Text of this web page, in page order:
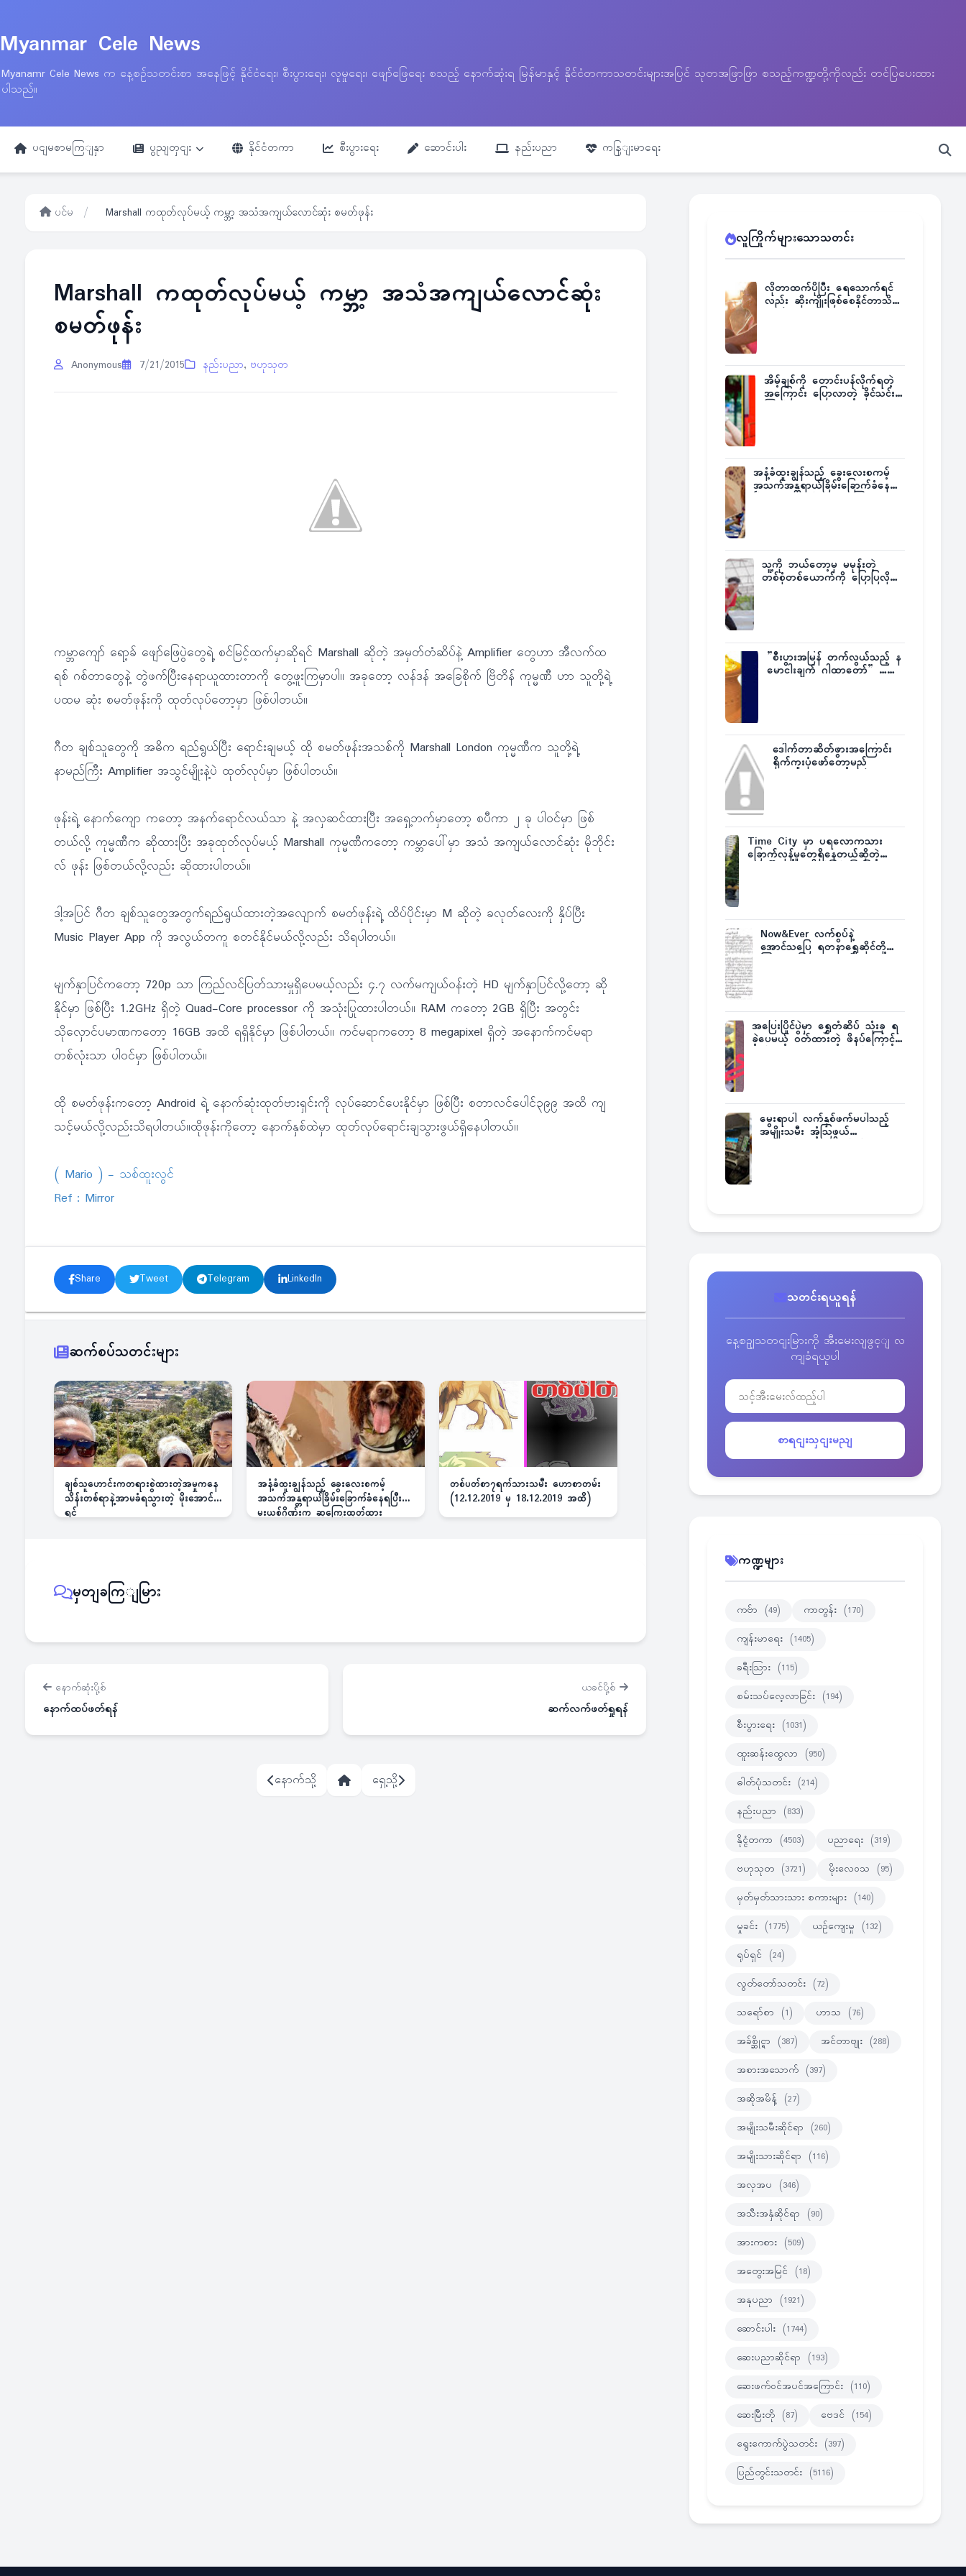
Myanmar Cele News
Myanamr Cele News က နေ့စဉ်သတင်းစာ အနေဖြင့် နိုင်ငံရေး၊ စီးပွားရေး၊ လူမှုရေး၊ ဖျော်ဖြေရေး စသည့် နောက်ဆုံးရ မြန်မာနှင့် နိုင်ငံတကာသတင်းများအပြင် သုတအဖြာဖြာ စသည့်ကဏ္ဍတို့ကိုလည်း တင်ပြပေးထား
ပါသည်။
ပငျမစာမကြျနှာ ပွညျတှငျး နိုင်ငံတကာ စီးပွားရေး ဆောင်းပါး နည်းပညာ ကနြျးမာရေး
ပင်မ / Marshall ကထုတ်လုပ်မယ့် ကမ္ဘာ့ အသံအကျယ်လောင်ဆုံး စမတ်ဖုန်း
Marshall ကထုတ်လုပ်မယ့် ကမ္ဘာ့ အသံအကျယ်လောင်ဆုံး
စမတ်ဖုန်း
Anonymous 7/21/2015 နည်းပညာ, ဗဟုသုတ
ကမ္ဘာကျော် ရော့ခ် ဖျော်ဖြေပွဲတွေရဲ့ စင်မြင့်ထက်မှာဆိုရင် Marshall ဆိုတဲ့ အမှတ်တံဆိပ်နဲ့ Amplifier တွေဟာ အီလက်ထ
ရစ် ဂစ်တာတွေနဲ့ တွဲဖက်ပြီးနေရာယူထားတာကို တွေ့ဖူးကြမှာပါ။ အခုတော့ လန်ဒန် အခြေစိုက် ဗြိတိန် ကုမ္မဏီ ဟာ သူတို့ရဲ့
ပထမ ဆုံး စမတ်ဖုန်းကို ထုတ်လုပ်တော့မှာ ဖြစ်ပါတယ်။
ဂီတ ချစ်သူတွေကို အဓိက ရည်ရွယ်ပြီး ရောင်းချမယ့် ထို စမတ်ဖုန်းအသစ်ကို Marshall London ကုမ္မဏီက သူတို့ရဲ့
နာမည်ကြီး Amplifier အသွင်မျိုးနဲ့ပဲ ထုတ်လုပ်မှာ ဖြစ်ပါတယ်။
ဖုန်းရဲ့ နောက်ကျော ကတော့ အနက်ရောင်လယ်သာ နဲ့ အလှဆင်ထားပြီး အရှေ့ဘက်မှာတော့ စပီကာ ၂ ခု ပါဝင်မှာ ဖြစ်
တယ်လို့ ကုမ္မဏီက ဆိုထားပြီး အခုထုတ်လုပ်မယ့် Marshall ကုမ္မဏီကတော့ ကမ္ဘာပေါ်မှာ အသံ အကျယ်လောင်ဆုံး မိုဘိုင်း
လ် ဖုန်း ဖြစ်တယ်လို့လည်း ဆိုထားပါတယ်။
ဒါ့အပြင် ဂီတ ချစ်သူတွေအတွက်ရည်ရွယ်ထားတဲ့အလျောက် စမတ်ဖုန်းရဲ့ ထိပ်ပိုင်းမှာ M ဆိုတဲ့ ခလုတ်လေးကို နှိပ်ပြီး
Music Player App ကို အလွယ်တကူ စတင်နိုင်မယ်လို့လည်း သိရပါတယ်။
မျက်နှာပြင်ကတော့ 720p သာ ကြည်လင်ပြတ်သားမှုရှိပေမယ့်လည်း ၄.၇ လက်မကျယ်ဝန်းတဲ့ HD မျက်နှာပြင်လို့တော့ ဆို
နိုင်မှာ ဖြစ်ပြီး 1.2GHz ရှိတဲ့ Quad-Core processor ကို အသုံးပြုထားပါတယ်။ RAM ကတော့ 2GB ရှိပြီး အတွင်း
သိုလှောင်ပမာဏကတော့ 16GB အထိ ရရှိနိုင်မှာ ဖြစ်ပါတယ်။ ကင်မရာကတော့ 8 megapixel ရှိတဲ့ အနောက်ကင်မရာ
တစ်လုံးသာ ပါဝင်မှာ ဖြစ်ပါတယ်။
ထို စမတ်ဖုန်းကတော့ Android ရဲ့ နောက်ဆုံးထုတ်ဗားရှင်းကို လုပ်ဆောင်ပေးနိုင်မှာ ဖြစ်ပြီး စတာလင်ပေါင်၃၉၉ အထိ ကျ
သင့်မယ်လို့လည်းသိရပါတယ်။ထိုဖုန်းကိုတော့ နောက်နှစ်ထဲမှာ ထုတ်လုပ်ရောင်းချသွားဖွယ်ရှိနေပါတယ်။
( Mario ) - သစ်ထူးလွင်
Ref : Mirror
Share Tweet Telegram LinkedIn
ဆက်စပ်သတင်းများ
ချစ်သူဟောင်းကတရားစွဲထားတဲ့အမှုကနေ
သိန်းတစ်ရာနဲ့အာမခံရသွားတဲ့ မိုးအောင်
ရင်
အနံ့ခံထူးချွန်သည့် ခွေးလေးစကမ့်
အသက်အန္တရာယ်ခြိမ်းခြောက်ခံနေရပြီး
မူးယစ်ဂိုဏ်းက ဆုကြေးထုတ်ထား
တစ်ပတ်စာ၇ရက်သားသမီး ဟောစာတမ်း
(12.12.2019 မှ 18.12.2019 အထိ)
မှတျခကြျမြား
နောက်ဆုံးပို့စ်
နောက်ထပ်ဖတ်ရန်
ယခင်ပို့စ်
ဆက်လက်ဖတ်ရှုရန်
နောက်သို့ ရှေ့သို့
လူကြိုက်များသောသတင်း
လိုတာထက်ပိုပြီး ရေသောက်ရင်
လည်း ဆိုးကျိုးဖြစ်စေနိုင်တာသိရဲ့
အိမ့်ချစ်ကို တောင်းပန်လိုက်ရတဲ့
အကြောင်း ပြောလာတဲ့ ခိုင်သင်း
အနံ့ခံထူးချွန်သည့် ခွေးလေးစကမ့်
အသက်အန္တရာယ်ခြိမ်းခြောက်ခံနေရ
သူ့ကို ဘယ်တော့မှ မမုန်းတဲ့
တစ်စုံတစ်ယောက်ကို ပြောပြလိုက်
”စီးပွားအမြန် တက်လွယ်သည့် န
မောငါးချက် ဂါထာတော်” ……
ဒေါက်တာဆိတ်ဖွားအကြောင်း
ရိုက်ကူးပုံဖော်တော့မည်
Time City မှာ ပရလောကသား
ခြောက်လှန့်မှုတွေရှိနေတယ်ဆိုတဲ့
Now&Ever လက်စွပ်နဲ့
အောင်သပြေ ရတနာရွှေဆိုင်တို့
အပြေးပြိုင်ပွဲမှာ ရွှေတံဆိပ် သုံးခု ရ
ခဲ့ပေမယ့် ဝတ်ထားတဲ့ ဖိနပ်ကြောင့်
မွေးရာပါ လက်နှစ်ဖက်မပါသည့်
အမျိုးသမီး အံ့သြဖွယ်
သတင်းရယူရန်
နေ့စဥျသတငျးမြားကို အီးမေးလျဖွင့ျ လ
ကျခံရယူပါ
စာရငျးသှငျးမညျ
ကဏ္ဍများ
ကဗ်ာ (49) ကာတွန်း (170)
ကျန်းမာရေး (1405)
ခရီးသြား (115)
စမ်းသပ်လေ့လာခြင်း (194)
စီးပွားရေး (1031)
ထူးဆန်းထွေလာ (950)
ဓါတ်ပုံသတင်း (214)
နည်းပညာ (833)
နိုင္ငံတကာ (4503) ပညာရေး (319)
ဗဟုသုတ (3721) မိုးလေဝသ (95)
မှတ်မှတ်သားသား စကားများ (140)
မှုခင်း (1775) ယဉ်ကျေးမှု (132)
ရုပ်ရှင် (24)
လွတ်တော်သတင်း (72)
သရော်စာ (1) ဟာသ (76)
အခ်စ္ဆိုင္ရာ (387) အင်တာဗျုး (288)
အစားအသောက် (397)
အဆိုအမိန့် (27)
အမျိုးသမီးဆိုင်ရာ (260)
အမျိုးသားဆိုင်ရာ (116)
အလှအပ (346)
အသီးအနှံဆိုင်ရာ (90)
အားကစား (509)
အတွေးအမြင် (18)
အနုပညာ (1921)
ဆောင်းပါး (1744)
ဆေးပညာဆိုင်ရာ (193)
ဆေးဖက်ဝင်အပင်အကြောင်း (110)
ဆေးမြီးတို (87) ဗေဒင် (154)
ရွေးကောက်ပွဲသတင်း (397)
ပြည်တွင်းသတင်း (5116)